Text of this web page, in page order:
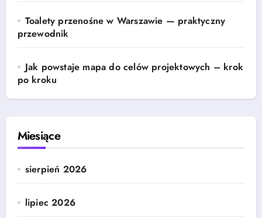
Toalety przenośne w Warszawie — praktyczny
przewodnik
Jak powstaje mapa do celów projektowych – krok
po kroku
Miesiące
sierpień 2026
lipiec 2026